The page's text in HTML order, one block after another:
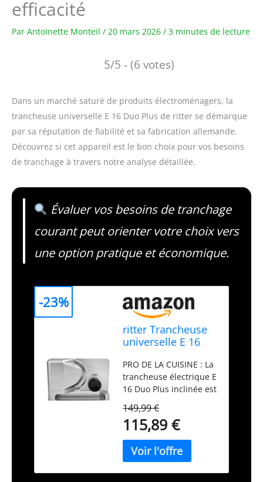
efficacité
Par Antoinette Monteil / 20 mars 2026 / 3 minutes de lecture
5/5 - (6 votes)
Dans un marché saturé de produits électroménagers, la
trancheuse universelle E 16 Duo Plus de ritter se démarque
par sa réputation de fiabilité et sa fabrication allemande.
Découvrez si cet appareil est le bon choix pour vos besoins
de tranchage à travers notre analyse détaillée.
Évaluer vos besoins de tranchage
courant peut orienter votre choix vers
une option pratique et économique.
ritter Trancheuse
universelle E 16
trancheuse
électrique à
moteur ECO,
fabriquée en
Allemagne
PRO DE LA CUISINE : La
trancheuse électrique E
16 Duo Plus inclinée est
dentelée et d'une lame
lisse pour trancher en
continu le pain, les
légumes ou la
charcuterie, de la plus
fine à environ 20 mm
149,99 €
115,89 €
-23%